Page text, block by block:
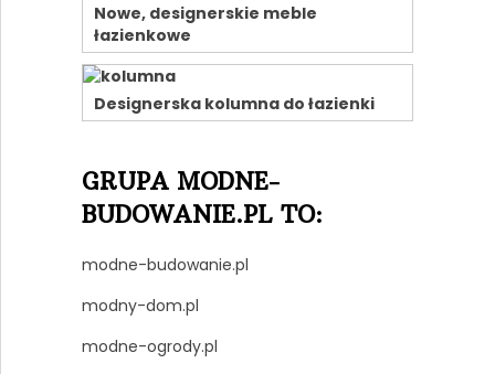
Nowe, designerskie meble
łazienkowe
Designerska kolumna do łazienki
GRUPA MODNE-
BUDOWANIE.PL TO:
modne-budowanie.pl
modny-dom.pl
modne-ogrody.pl